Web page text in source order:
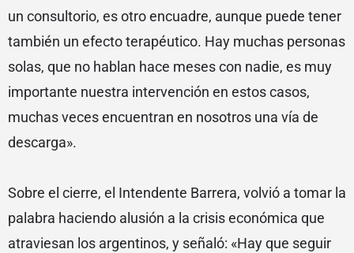
un consultorio, es otro encuadre, aunque puede tener
también un efecto terapéutico. Hay muchas personas
solas, que no hablan hace meses con nadie, es muy
importante nuestra intervención en estos casos,
muchas veces encuentran en nosotros una vía de
descarga».
Sobre el cierre, el Intendente Barrera, volvió a tomar la
palabra haciendo alusión a la crisis económica que
atraviesan los argentinos, y señaló: «Hay que seguir